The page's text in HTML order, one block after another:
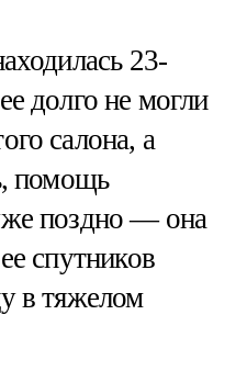
23-
долго не могли
салона, а
помощь
поздно — она
спутников
в тяжелом